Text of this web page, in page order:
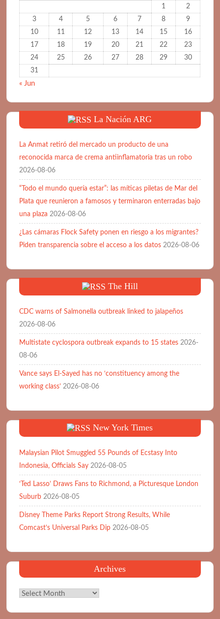
1
2
3
4 5 6 7 8
9
10
11 12 13 14 15
16
17
18 19 20 21 22
23
24
25 26 27 28 29
30
31
« Jun
La Nación ARG
La Anmat retiró del mercado un producto de una
reconocida marca de crema antiinflamatoria tras un robo
2026-08-06
“Todo el mundo quería estar”: las míticas piletas de Mar del
Plata que reunieron a famosos y terminaron enterradas bajo
una plaza 2026-08-06
¿Las cámaras Flock Safety ponen en riesgo a los migrantes?
Piden transparencia sobre el acceso a los datos 2026-08-06
The Hill
CDC warns of Salmonella outbreak linked to jalapeños
2026-08-06
Multistate cyclospora outbreak expands to 15 states 2026-
08-06
Vance says El-Sayed has no ‘constituency among the
working class’ 2026-08-06
New York Times
Malaysian Pilot Smuggled 55 Pounds of Ecstasy Into
Indonesia, Officials Say 2026-08-05
‘Ted Lasso’ Draws Fans to Richmond, a Picturesque London
Suburb 2026-08-05
Disney Theme Parks Report Strong Results, While
Comcast’s Universal Parks Dip 2026-08-05
Archives
Archives